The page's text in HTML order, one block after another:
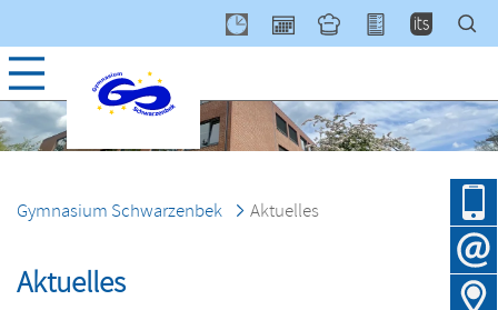
Gymnasium Schwarzenbek Aktuelles
Aktuelles